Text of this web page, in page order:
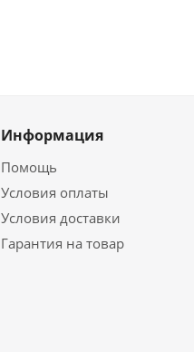
Информация
Помощь
Условия оплаты
Условия доставки
Гарантия на товар